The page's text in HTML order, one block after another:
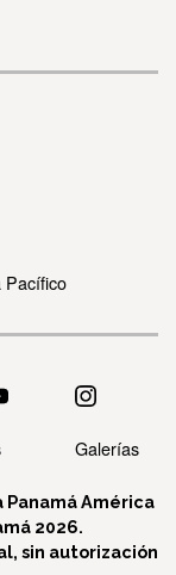
Pacífico
Galerías
Panamá América
2026.
sin autorización